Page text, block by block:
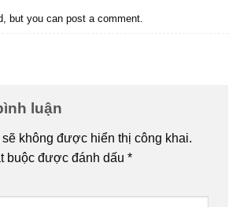
but you can post a comment.
luận
không được hiển thị công khai.
buộc được đánh dấu *